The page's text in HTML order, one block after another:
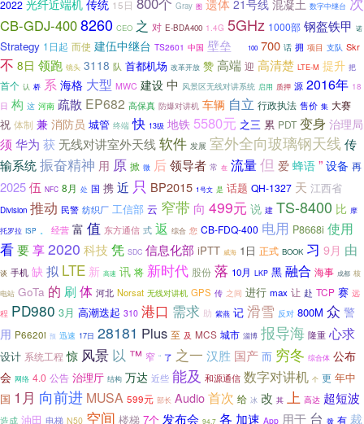
2022 光纤近端机 传统 15日 Gray 图 遗体 21号线 混凝土 数字中继台
CB-GDJ-4008260 CEO 之 对 E-BDA400 1.4G 5GHz 1000部 钢盔铁甲 诺
Strategy 1日起 而使 建伍中继台 TS2601 中国 壁垒 100 700 话 拥 项目 支队 Skr
不 8日 领跑 镜头 3118 队 首都机场 改革开放 赞 高端 迎 高清楚 LTE-M 提升 把
首个 认 桥 系 海格 大型 MWC 建设 中 风景区无线对讲系统 启用 质押 源 2016年 18
日 构 这 河南 疏散 EP682 高保真 防爆对讲机 车辆 自立 行政执法 售价 集 大赛
祝 体制 兼 消防员 城管 终端 快 13级 地铁 5580元 之三 累 PDT 变身 治理局
须 华为 获无线对讲室外天线软件 发展 室外全向玻璃钢天线 传
输系统振奋精神 用 原 掀 微 后 领导者 常 在 流量但 爱 蜂语 ” 设备 再
2025伍 NFC 8月 处 国 携 近 只 BP2015 1号文 是 话题 QH-1327 天 江西省
Division 推动 民警 纺织厂 工信部 云 窄带 向 499元 说 建 TS-8400 比 摩
托罗拉 ISP 。 经营 富 值 东方通信 式 返 综合 您 CB-FDQ-400 电用 P8668i 使用
看要享2020 科技 凭 SDC 信息化部 iPTT 威海 1日 正式 BOOK 习 9月 由
谈 手机 缺拟 LTE 新 高速 讯 将 新时代 股份 落 10月 LKP 黑 融合 海事 成都 核
电站 GoTa 的 刷 体 河北 Norsat 无线对讲机 GPS 传 之间 进行 max 让 赴 TCP 赛 远
程 PD980 3月 高潮迭起 310 港口 需求 助 紫燕 记 滑雪 反对 800M 众 警
用 P6620i 预 迅速 17日 28181 Plus 至 及 MCS 城市 淄博 报导海 隆重 心求
设计 系统工程 惊 风景 以 ™ 窄 “ 了 之一 汉胜 国产 而 穷冬 综合体 公布
会 网络 4.0 公告 治理厅 结构 万达 近些 能及 和源通信 数字对讲机 个 更 年中
国 1月 向前进 MUSA 599元 部长 Audio首次 给 冰 改 其 上 高达 超短波
造成 油田 电梯 N50 空间 楼梯 7个 发布会 94.7 各 加速 App 用于 台 拨 有 裁